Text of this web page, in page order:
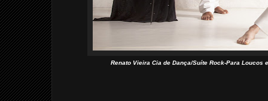
Renato Vieira Cia de Dança/Suíte Rock-Para